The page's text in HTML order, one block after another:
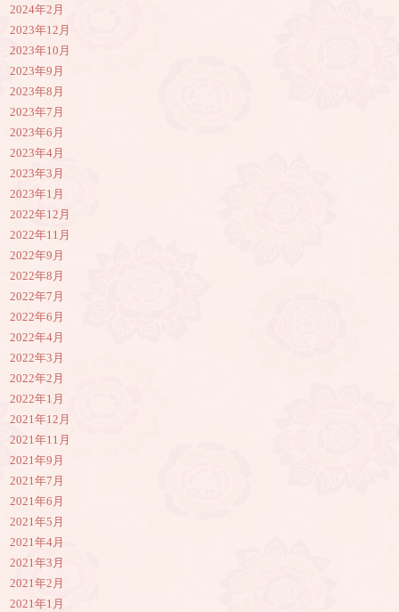
2024年2月
2023年12月
2023年10月
2023年9月
2023年8月
2023年7月
2023年6月
2023年4月
2023年3月
2023年1月
2022年12月
2022年11月
2022年9月
2022年8月
2022年7月
2022年6月
2022年4月
2022年3月
2022年2月
2022年1月
2021年12月
2021年11月
2021年9月
2021年7月
2021年6月
2021年5月
2021年4月
2021年3月
2021年2月
2021年1月